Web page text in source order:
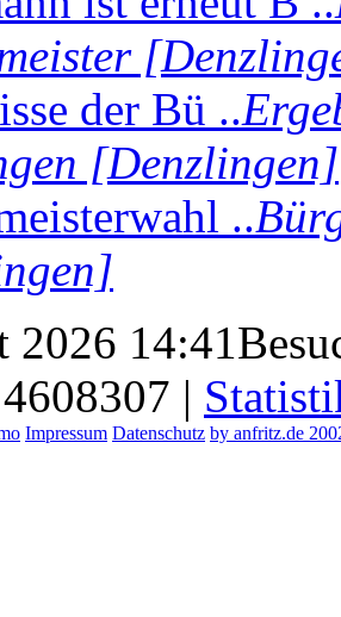
der Bü ..
[Denzlingen]
..
2026 14:41
|
Impressum Datenschutz by anfritz.de